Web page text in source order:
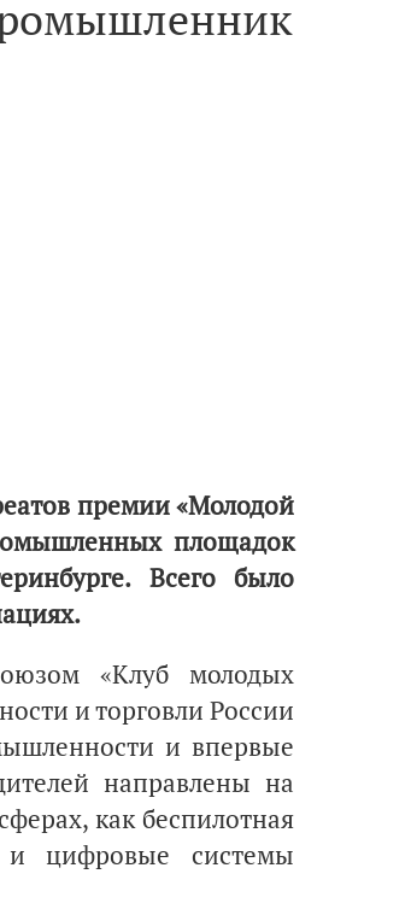
премии «Молодой
площадок
Всего было
«Клуб молодых
и торговли России
и впервые
направлены на
как беспилотная
и цифровые системы